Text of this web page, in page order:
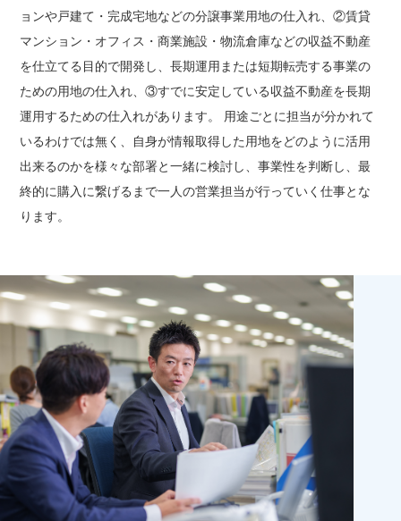
ョンや戸建て・完成宅地などの分譲事業用地の仕入れ、②賃貸
マンション・オフィス・商業施設・物流倉庫などの収益不動産
を仕立てる目的で開発し、長期運用または短期転売する事業の
ための用地の仕入れ、③すでに安定している収益不動産を長期
運用するための仕入れがあります。 用途ごとに担当が分かれて
いるわけでは無く、自身が情報取得した用地をどのように活用
出来るのかを様々な部署と一緒に検討し、事業性を判断し、最
終的に購入に繋げるまで一人の営業担当が行っていく仕事とな
ります。